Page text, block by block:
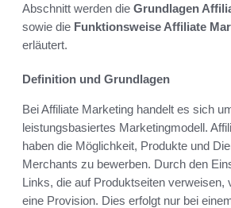
Abschnitt werden die Grundlagen
sowie die Funktionsweise Affiliate
erläutert.
Definition und Grundlagen
Bei Affiliate Marketing handelt es sich
leistungsbasiertes Marketingmodell.
haben die Möglichkeit, Produkte und
Merchants zu bewerben. Durch den
Links, die auf Produktseiten verweisen,
eine Provision. Dies erfolgt nur bei